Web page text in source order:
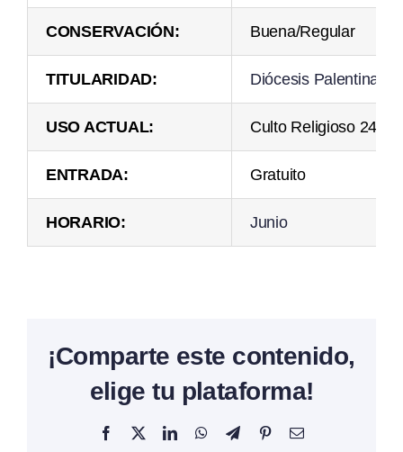
CONSERVACIÓN: Buena/Regular
TITULARIDAD: Diócesis Palentina
USO ACTUAL: Culto Religioso 24
ENTRADA: Gratuito
HORARIO: Junio
¡Comparte este contenido,
elige tu plataforma!
Facebook
X LinkedInWhatsAppTelegramPinterestCorreo